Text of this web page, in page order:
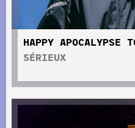
HAPPY APOCALYPSE
SÉRIEUX